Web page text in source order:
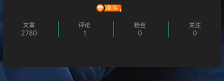
文章
2780
评论
1
粉丝
0
关注
0